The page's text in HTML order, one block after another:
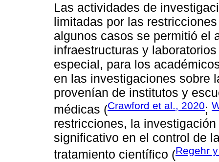
Las actividades de
limitadas por las
algunos casos se permitió el
infraestructuras y
especial, para los
en las investigaciones sobre
provenían de institutos y
médicas (Crawford et al., 2020;
restricciones, la
significativo en el control de
tratamiento científico (Regehr